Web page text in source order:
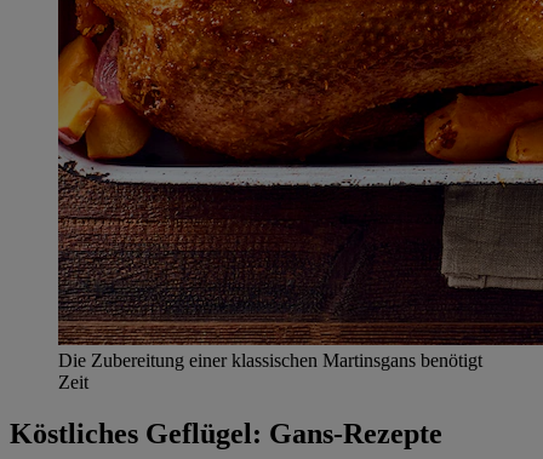
Die Zubereitung einer klassischen Martinsgans benötigt
Zeit
Köstliches Geflügel: Gans-Rezepte